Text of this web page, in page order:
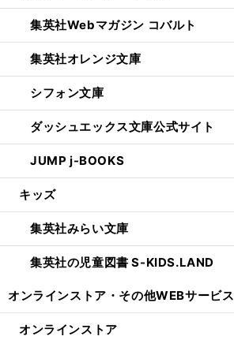
集英社Webマガジン コバルト
集英社オレンジ文庫
シフォン文庫
ダッシュエックス文庫公式サイト
JUMP j-BOOKS
キッズ
集英社みらい文庫
集英社の児童図書 S-KIDS.LAND
オンラインストア・ その他WEBサービス
オンラインストア